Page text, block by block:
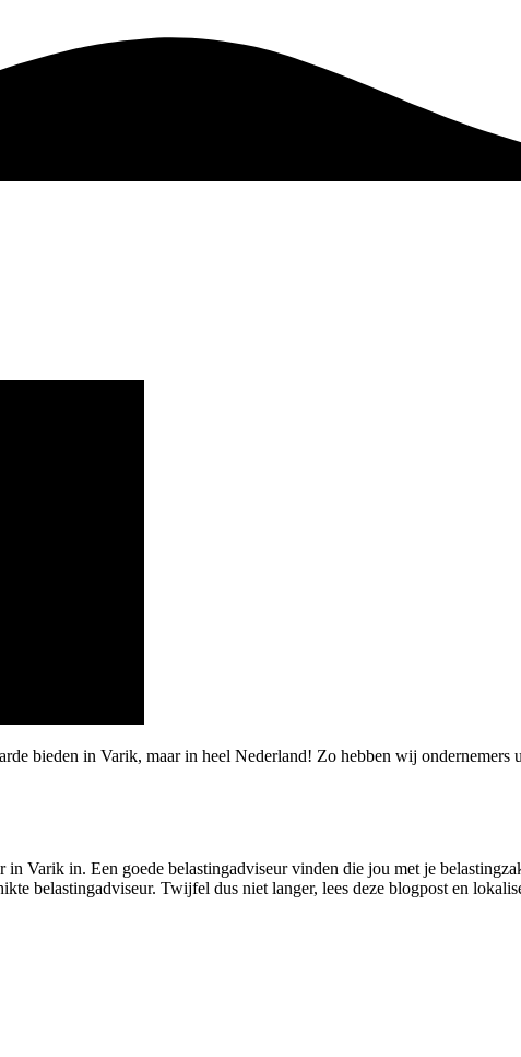
bieden in Varik, maar in heel Nederland! Zo hebben wij
Varik in. Een goede belastingadviseur vinden die jou met je
belastingadviseur. Twijfel dus niet langer, lees deze blogpost en